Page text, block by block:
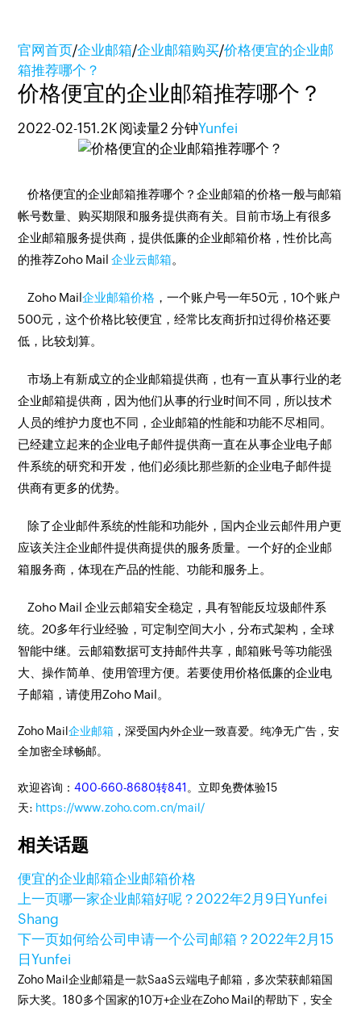
官网首页/企业邮箱/企业邮箱购买/价格便宜的企业邮
箱推荐哪个？
价格便宜的企业邮箱推荐哪个？
2022-02-151.2K 阅读量2 分钟Yunfei
价格便宜的企业邮箱推荐哪个？企业邮箱的价格一般与邮箱
帐号数量、购买期限和服务提供商有关。目前市场上有很多
企业邮箱服务提供商，提供低廉的企业邮箱价格，性价比高
的推荐Zoho Mail企业云邮箱。
Zoho Mail企业邮箱价格 ，一个账户号一年50元，10个账户
500元，这个价格比较便宜，经常比友商折扣过得价格还要
低，比较划算。
市场上有新成立的企业邮箱提供商，也有一直从事行业的老
企业邮箱提供商，因为他们从事的行业时间不同，所以技术
人员的维护力度也不同，企业邮箱的性能和功能不尽相同。
已经建立起来的企业电子邮件提供商一直在从事企业电子邮
件系统的研究和开发，他们必须比那些新的企业电子邮件提
供商有更多的优势。
除了企业邮件系统的性能和功能外，国内企业云邮件用户更
应该关注企业邮件提供商提供的服务质量。一个好的企业邮
箱服务商，体现在产品的性能、功能和服务上。
Zoho Mail 企业云邮箱安全稳定，具有智能反垃圾邮件系
统。20多年行业经验，可定制空间大小，分布式架构，全球
智能中继。云邮箱数据可支持邮件共享，邮箱账号等功能强
大、操作简单、使用管理方便。若要使用价格低廉的企业电
子邮箱，请使用Zoho Mail。
Zoho Mail企业邮箱 ，深受国内外企业一致喜爱。纯净无广告，安
全加密全球畅邮。
欢迎咨询：400-660-8680转841 。立即免费体验15
天: https://www.zoho.com.cn/mail/
相关话题
便宜的企业邮箱企业邮箱价格
上一页哪一家企业邮箱好呢？2022年2月9日Yunfei
Shang
下一页如何给公司申请一个公司邮箱？2022年2月15
日Yunfei
Zoho Mail企业邮箱是一款SaaS云端电子邮箱，多次荣获邮箱国
际大奖。180多个国家的10万+企业在Zoho Mail的帮助下，安全